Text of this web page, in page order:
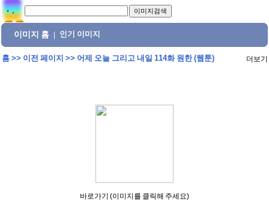
이미지 홈 인기 이미지
홈>> 이전 페이지 >> 어제 오늘 그리고 내일 114화 원한 (웹툰) 더보기
바로가기 (이미지를 클릭해 주세요)